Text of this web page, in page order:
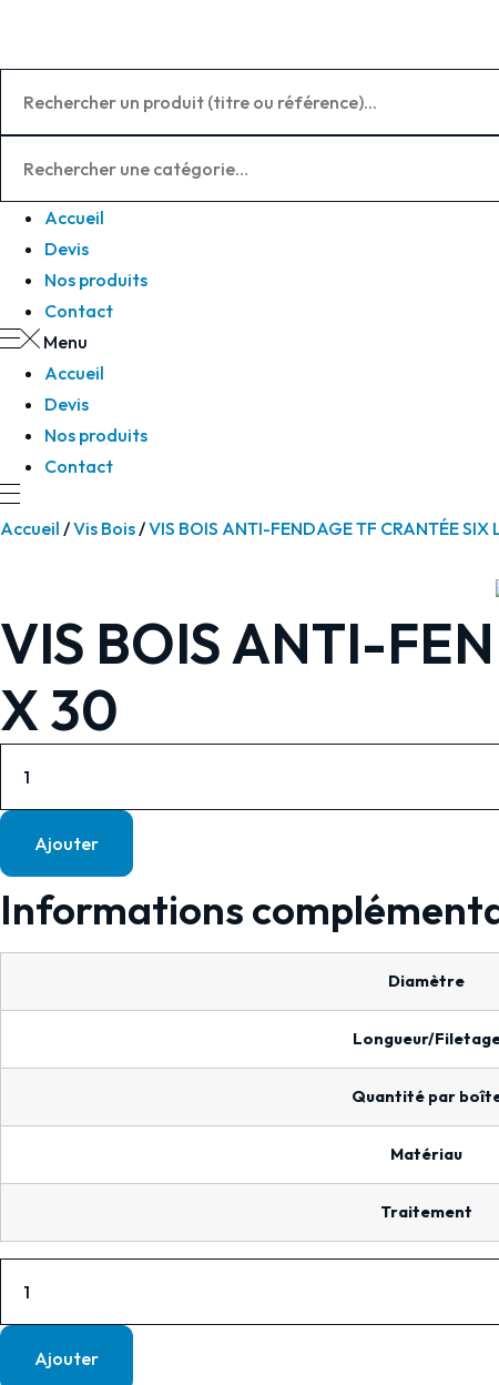
Accueil
Devis
Nos produits
Contact
Menu
Accueil
Devis
Nos produits
Contact
Accueil /Vis Bois /VIS BOIS ANTI-FENDAGE TF CRANTÉE SIX
VIS BOIS ANTI-
X 30
VIS
BOIS
ANTI-
FENDAGE
FIL.TOT
-
X
Ajouter
Informations
Diamètre
Longueur/
Quantité par
Matériau
Traitement
VIS
BOISAjouter